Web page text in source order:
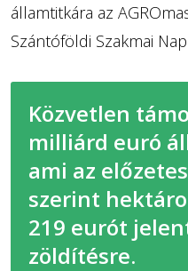
államtitkára az
Szántóföldi Szakmai
Közvetlen
milliárd euró
ami az
szerint
219 eurót
zöldítésre.